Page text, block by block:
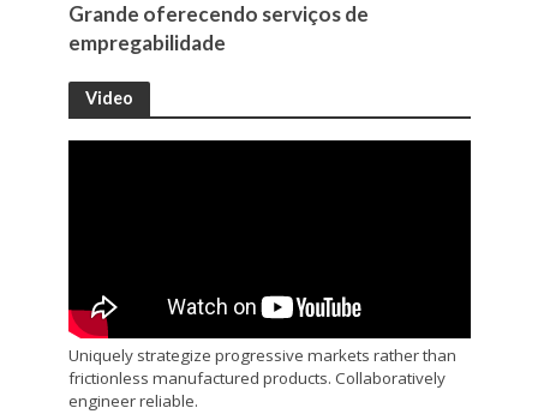
Grande oferecendo serviços de
empregabilidade
Video
Uniquely strategize progressive markets rather than
frictionless manufactured products. Collaboratively
engineer reliable.